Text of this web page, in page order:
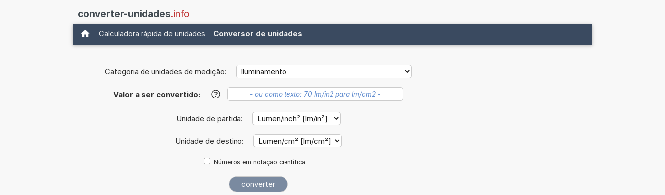
converter-unidades.info
Calculadora rápida de unidades Conversor de unidades
Categoria de unidades de medição:
Valor a ser convertido: ?
Unidade de partida:
Unidade de destino:
Números em notação científica